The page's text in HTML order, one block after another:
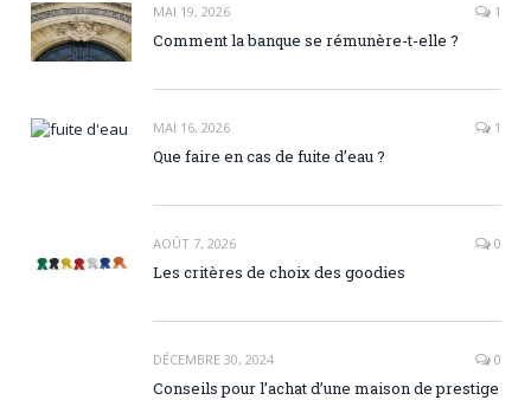
MAI 19, 2026 1
Comment la banque se rémunère-t-elle ?
MAI 16, 2026 1
Que faire en cas de fuite d’eau ?
AOÛT 7, 2026 0
Les critères de choix des goodies
DÉCEMBRE 30, 2024 0
Conseils pour l’achat d’une maison de prestige